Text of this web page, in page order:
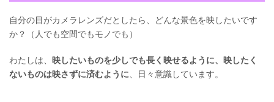
自分の目がカメラレンズだとしたら、どんな景色を映したいです
か？（人でも空間でもモノでも）
わたしは、 映したいものを少しでも長く映せるように、映したく
ないものは映さずに済むように 、日々意識しています。